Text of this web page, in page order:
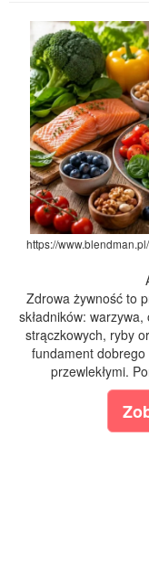
https://
Zdrowa żywność to
składników:
strączkowych, ryby
fundament
przewlekłymi.